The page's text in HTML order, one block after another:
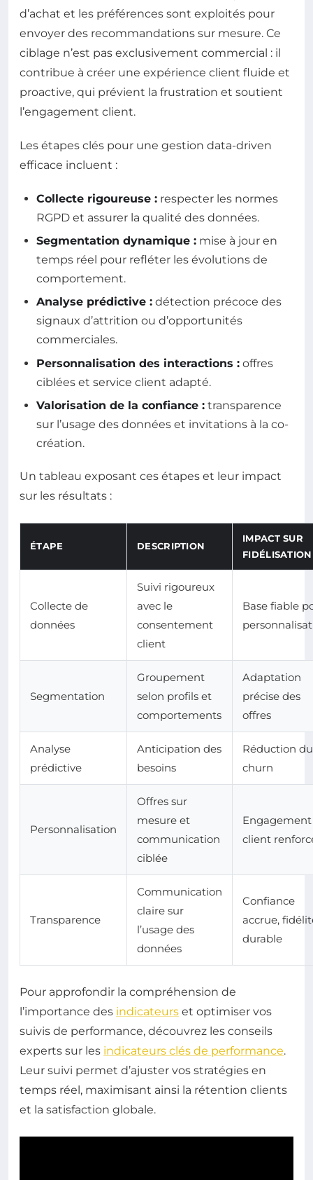
d’achat et les préférences sont exploités pour
envoyer des recommandations sur mesure. Ce
ciblage n’est pas exclusivement commercial : il
contribue à créer une expérience client fluide et
proactive, qui prévient la frustration et soutient
l’engagement client.
Les étapes clés pour une gestion data-driven
efficace incluent :
Collecte rigoureuse : respecter les normes
RGPD et assurer la qualité des données.
Segmentation dynamique : mise à jour en
temps réel pour refléter les évolutions de
comportement.
Analyse prédictive : détection précoce des
signaux d’attrition ou d’opportunités
commerciales.
Personnalisation des interactions : offres
ciblées et service client adapté.
Valorisation de la confiance : transparence
sur l’usage des données et invitations à la co-
création.
Un tableau exposant ces étapes et leur impact
sur les résultats :
ÉTAPE DESCRIPTION
IMPACT SUR
FIDÉLISATION
Collecte de
données
Suivi rigoureux
avec le
consentement
client
Base fiable
Segmentation
Groupement
selon profils et
comportements
Adaptation
précise des
offres
Analyse
prédictive
Anticipation des
besoins
Réduction du
churn
Personnalisation
Offres sur
mesure et
communication
ciblée
Engagement
client
Transparence
Communication
claire sur
l’usage des
données
Confiance
accrue,
durable
Pour approfondir la compréhension de
l’importance des indicateurs et optimiser vos
suivis de performance, découvrez les conseils
experts sur les indicateurs clés de performance.
Leur suivi permet d’ajuster vos stratégies en
temps réel, maximisant ainsi la rétention clients
et la satisfaction globale.